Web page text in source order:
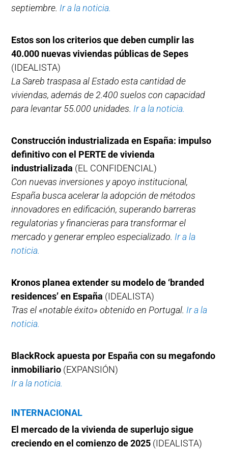
septiembre. Ir a la noticia.
Estos son los criterios que deben cumplir las
40.000 nuevas viviendas públicas de Sepes
(IDEALISTA)
La Sareb traspasa al Estado esta cantidad de
viviendas, además de 2.400 suelos con capacidad
para levantar 55.000 unidades. Ir a la noticia.
Construcción industrializada en España: impulso
definitivo con el PERTE de vivienda
industrializada (EL CONFIDENCIAL)
Con nuevas inversiones y apoyo institucional,
España busca acelerar la adopción de métodos
innovadores en edificación, superando barreras
regulatorias y financieras para transformar el
mercado y generar empleo especializado. Ir a la
noticia.
Kronos planea extender su modelo de ‘branded
residences’ en España (IDEALISTA)
Tras el «notable éxito» obtenido en Portugal. Ir a la
noticia.
BlackRock apuesta por España con su megafondo
inmobiliario (EXPANSIÓN)
Ir a la noticia.
INTERNACIONAL
El mercado de la vivienda de superlujo sigue
creciendo en el comienzo de 2025 (IDEALISTA)